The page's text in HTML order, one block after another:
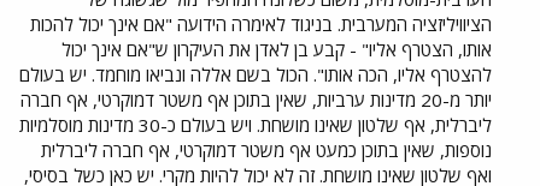
הציוויליזציה המערבית. בניגוד לאימרה הידועה "אם אינך יכול להכות
אותו, הצטרף אליו" - קבע בן לאדן את העיקרון ש"אם אינך יכול
להצטרף אליו, הכה אותו". הכול בשם אללה ונביאו מוחמד. יש בעולם
יותר מ-20 מדינות ערביות, שאין בתוכן אף משטר דמוקרטי, אף חברה
ליברלית, אף שלטון שאינו מושחת. ויש בעולם כ-30 מדינות מוסלמיות
נוספות, שאין בתוכן כמעט אף משטר דמוקרטי, אף חברה ליברלית
ואף שלטון שאינו מושחת. זה לא יכול להיות מקרי. יש כאן כשל בסיסי,